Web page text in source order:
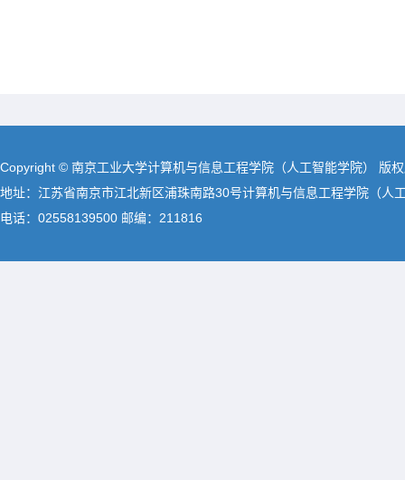
Copyright © 南京工业大学计算机与信息工程学院（人工智能学院） 版
地址：江苏省南京市江北新区浦珠南路30号计算机与信息工程学院（人
电话：02558139500 邮编：211816